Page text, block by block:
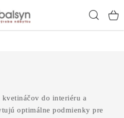
LAMELAMI
STENY
do interiéru a
optimálne podmienky pre